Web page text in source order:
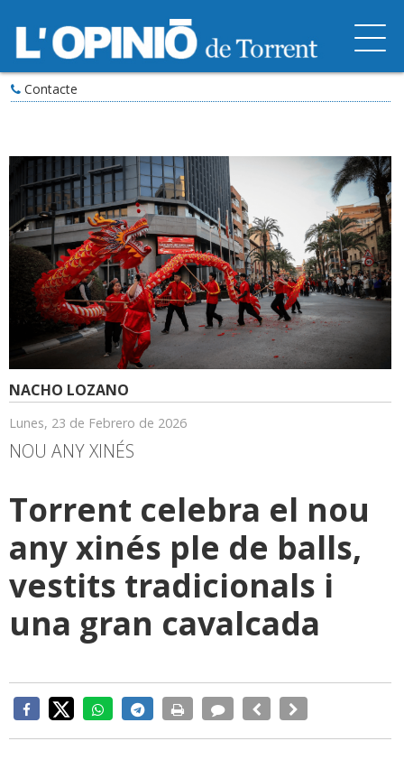
Contacte
NACHO LOZANO
Lunes, 23 de Febrero de 2026
NOU ANY XINÉS
Torrent celebra el nou
any xinés ple de balls,
vestits tradicionals i
una gran cavalcada